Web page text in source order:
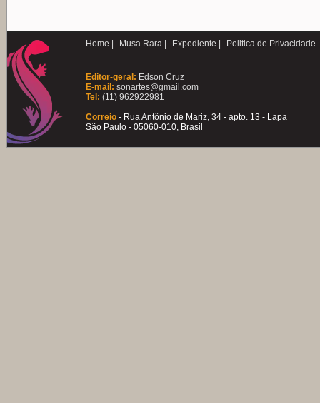
Home | Musa Rara | Expediente | Politica de Privacidade
Editor-geral: Edson Cruz
E-mail: sonartes@gmail.com
Tel: (11) 962922981
Correio - Rua Antônio de Mariz, 34 - apto. 13 - Lapa
São Paulo - 05060-010, Brasil